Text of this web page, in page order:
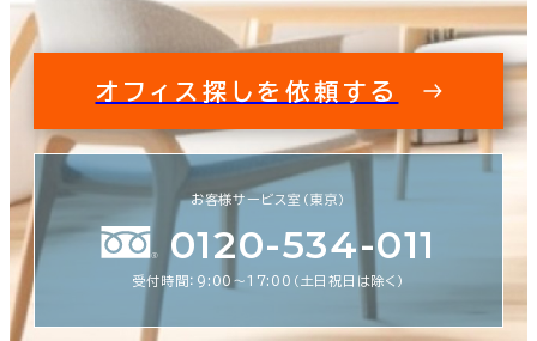
オフィス探しを依頼する
お客様サービス室（東京）
0120-534-011
受付時間：9:00〜17:00（土日祝日は除く）